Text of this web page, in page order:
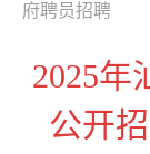
府聘员招聘
2025年
公开